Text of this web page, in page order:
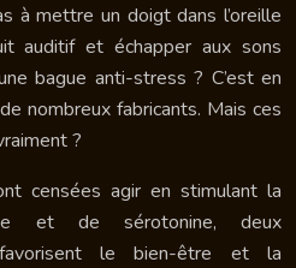
à mettre un doigt dans l’oreille
auditif et échapper aux sons
bague anti-stress ? C’est en
nombreux fabricants. Mais ces
?
censées agir en stimulant la
et de sérotonine, deux
favorisent le bien-être et la